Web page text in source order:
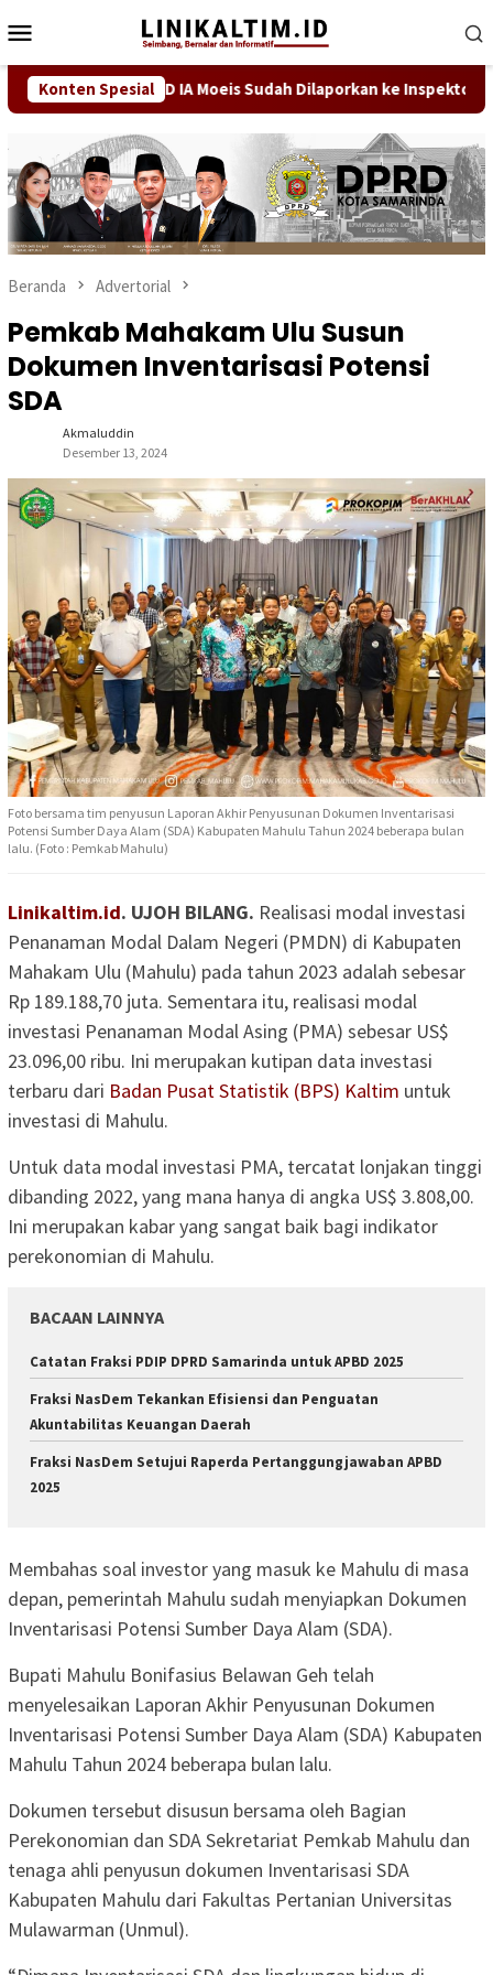
ke
kontenMobile
Konten Spesial
Jaga IGD RSUD IA Moeis Sudah Dilaporkan ke Inspektorat
Beranda Advertorial
Pemkab Mahakam Ulu Susun
Dokumen Inventarisasi Potensi
SDA
Akmaluddin
Desember 13, 2024
Foto bersama tim penyusun Laporan Akhir Penyusunan Dokumen Inventarisasi
Potensi Sumber Daya Alam (SDA) Kabupaten Mahulu Tahun 2024 beberapa bulan
lalu. (Foto : Pemkab Mahulu)
Linikaltim.id. UJOH BILANG. Realisasi modal investasi
Penanaman Modal Dalam Negeri (PMDN) di Kabupaten
Mahakam Ulu (Mahulu) pada tahun 2023 adalah sebesar
Rp 189.188,70 juta. Sementara itu, realisasi modal
investasi Penanaman Modal Asing (PMA) sebesar US$
23.096,00 ribu. Ini merupakan kutipan data investasi
terbaru dari Badan Pusat Statistik (BPS) Kaltim untuk
investasi di Mahulu.
Untuk data modal investasi PMA, tercatat lonjakan tinggi
dibanding 2022, yang mana hanya di angka US$ 3.808,00.
Ini merupakan kabar yang sangat baik bagi indikator
perekonomian di Mahulu.
BACAAN LAINNYA
Catatan Fraksi PDIP DPRD Samarinda untuk APBD 2025
Fraksi NasDem Tekankan Efisiensi dan Penguatan
Akuntabilitas Keuangan Daerah
Fraksi NasDem Setujui Raperda Pertanggungjawaban APBD
2025
Membahas soal investor yang masuk ke Mahulu di masa
depan, pemerintah Mahulu sudah menyiapkan Dokumen
Inventarisasi Potensi Sumber Daya Alam (SDA).
Bupati Mahulu Bonifasius Belawan Geh telah
menyelesaikan Laporan Akhir Penyusunan Dokumen
Inventarisasi Potensi Sumber Daya Alam (SDA) Kabupaten
Mahulu Tahun 2024 beberapa bulan lalu.
Dokumen tersebut disusun bersama oleh Bagian
Perekonomian dan SDA Sekretariat Pemkab Mahulu dan
tenaga ahli penyusun dokumen Inventarisasi SDA
Kabupaten Mahulu dari Fakultas Pertanian Universitas
Mulawarman (Unmul).